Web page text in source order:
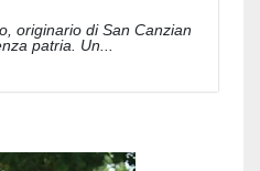
originario di San Canzian
patria. Un...